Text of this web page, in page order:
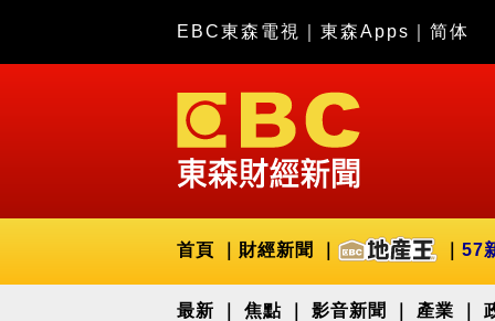
EBC東森電視 東森Apps 简体
首頁 財經新聞 57
最新 焦點 影音新聞 產業